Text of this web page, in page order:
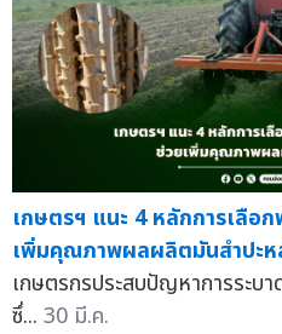
เกษตรฯ แนะ 4 หลักการเลือ
เพิ่มคุณภาพผลผลิตมันสำปะ
เกษตรกรประสบปัญหาการระบ
ซึ่... 30 มี.ค.